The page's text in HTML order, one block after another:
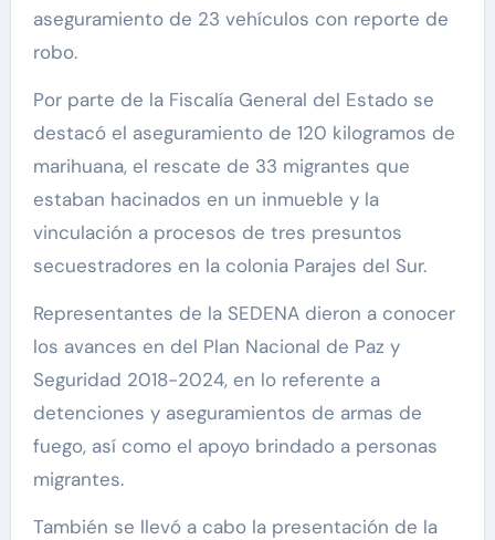
aseguramiento de 23 vehículos con reporte de
robo.
Por parte de la Fiscalía General del Estado se
destacó el aseguramiento de 120 kilogramos de
marihuana, el rescate de 33 migrantes que
estaban hacinados en un inmueble y la
vinculación a procesos de tres presuntos
secuestradores en la colonia Parajes del Sur.
Representantes de la SEDENA dieron a conocer
los avances en del Plan Nacional de Paz y
Seguridad 2018-2024, en lo referente a
detenciones y aseguramientos de armas de
fuego, así como el apoyo brindado a personas
migrantes.
También se llevó a cabo la presentación de la